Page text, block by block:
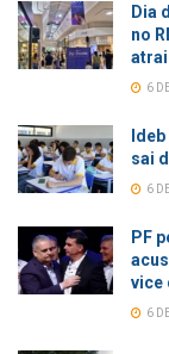
Dia
no
6
sai
6
PF
vice
6